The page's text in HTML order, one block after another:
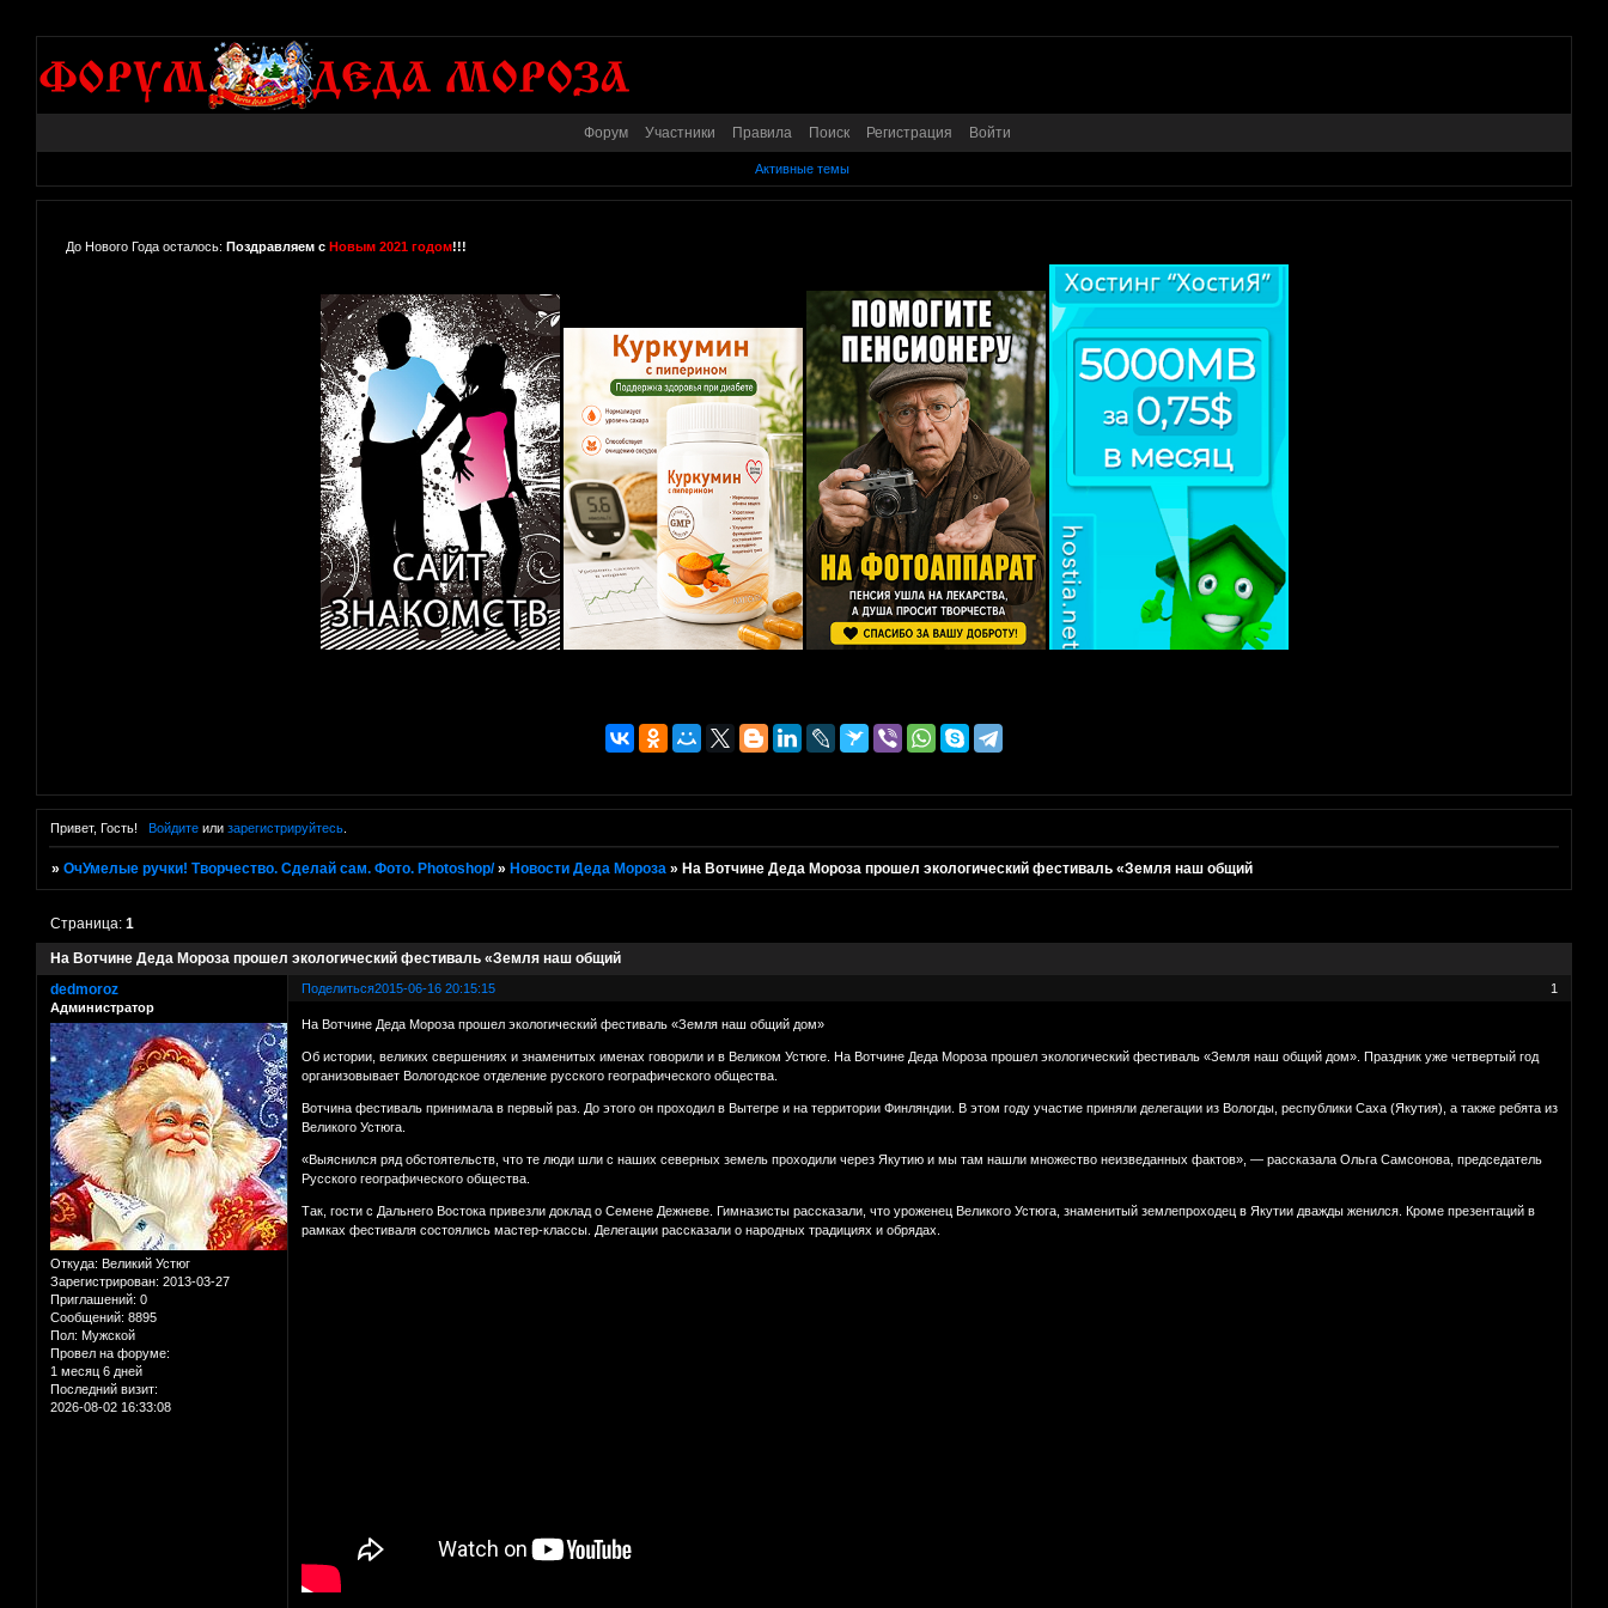
Форум Участники Правила Поиск Регистрация Войти
Активные темы
До Нового Года осталось: Поздравляем с Новым 2021 годом!!!
Привет, Гость! Войдитеили зарегистрируйтесь.
»ОчУмелые ручки! Творчество. Сделай сам. Фото. Photoshop/ » Новости Деда Мороза » На Вотчине Деда Мороза прошел экологический фестиваль «Земля наш общий
На Вотчине Деда Мороза прошел экологический фестиваль «Земля наш общий
Страница:1
Поделиться 1
2015-06-16 20:15:15
dedmoroz
Администратор
Откуда: Великий Устюг
Зарегистрирован: 2013-03-27
Приглашений: 0
Сообщений: 8895
Пол: Мужской
Провел на форуме:
1 месяц 6 дней
Последний визит:
2026-08-02 16:33:08
На Вотчине Деда Мороза прошел экологический фестиваль «Земля наш общий дом»
Об истории, великих свершениях и знаменитых именах говорили и в Великом Устюге. На Вотчине Деда Мороза прошел экологический фестиваль «Земля наш общий дом». Праздник уже четвертый год
организовывает Вологодское отделение русского географического общества.
Вотчина фестиваль принимала в первый раз. До этого он проходил в Вытегре и на территории Финляндии. В этом году участие приняли делегации из Вологды, республики Саха (Якутия), а также ребята из
Великого Устюга.
«Выяснился ряд обстоятельств, что те люди шли с наших северных земель проходили через Якутию и мы там нашли множество неизведанных фактов», — рассказала Ольга Самсонова, председатель
Русского географического общества.
Так, гости с Дальнего Востока привезли доклад о Семене Дежневе. Гимназисты рассказали, что уроженец Великого Устюга, знаменитый землепроходец в Якутии дважды женился. Кроме презентаций в
рамках фестиваля состоялись мастер-классы. Делегации рассказали о народных традициях и обрядах.